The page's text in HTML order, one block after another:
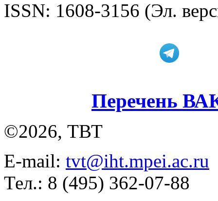
ISSN: 1608-3156 (Эл.
Перечень
©2026, ТВТ
E-mail: tvt@iht.mpei.ac.ru
Тел.: 8 (495) 362-07-88